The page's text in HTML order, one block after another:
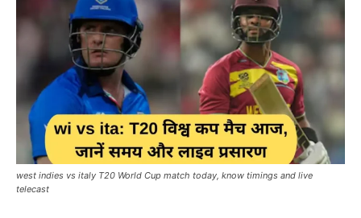
west indies vs italy T20 World Cup match today, know timings and live
telecast